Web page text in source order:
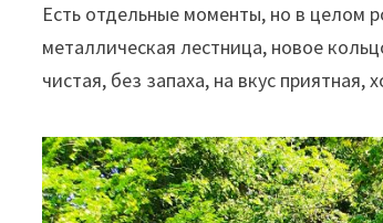
Есть отдельные моменты, но в целом
металлическая лестница, новое
чистая, без запаха, на вкус приятная,